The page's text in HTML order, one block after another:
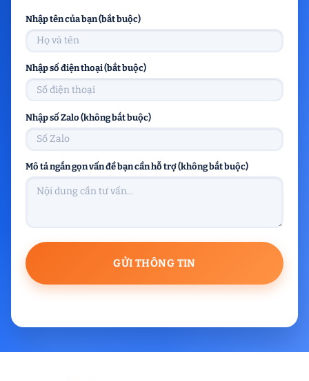
Nhập tên của bạn (bắt buộc)
Nhập số điện thoại (bắt buộc)
Nhập số Zalo (không bắt buộc)
Mô tả ngắn gọn vấn đề bạn cần hỗ trợ (không bắt buộc)